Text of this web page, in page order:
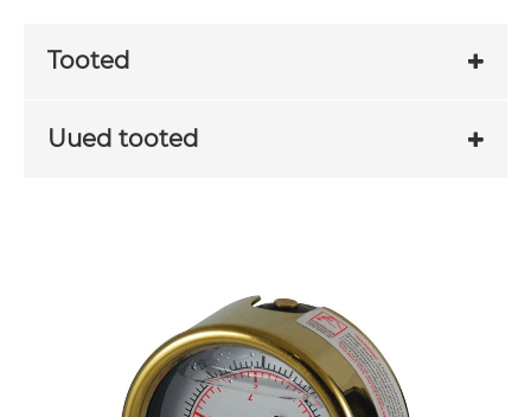
Tooted
Uued tooted